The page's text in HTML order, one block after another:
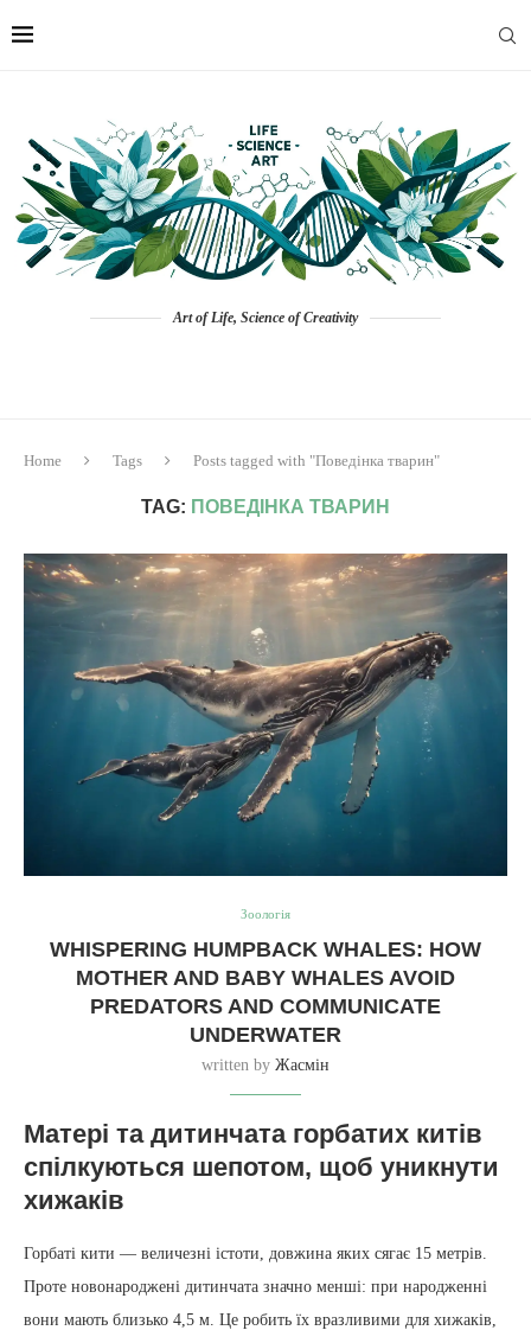
Art of Life, Science of Creativity
Home Tags Posts tagged with "Поведінка тварин"
TAG: ПОВЕДІНКА ТВАРИН
Зоологія
WHISPERING HUMPBACK WHALES: HOW
MOTHER AND BABY WHALES AVOID
PREDATORS AND COMMUNICATE
UNDERWATER
written by Жасмін
Матері та дитинчата горбатих китів
спілкуються шепотом, щоб уникнути
хижаків
Горбаті кити — величезні істоти, довжина яких сягає 15 метрів.
Проте новонароджені дитинчата значно менші: при народженні
вони мають близько 4,5 м. Це робить їх вразливими для хижаків,